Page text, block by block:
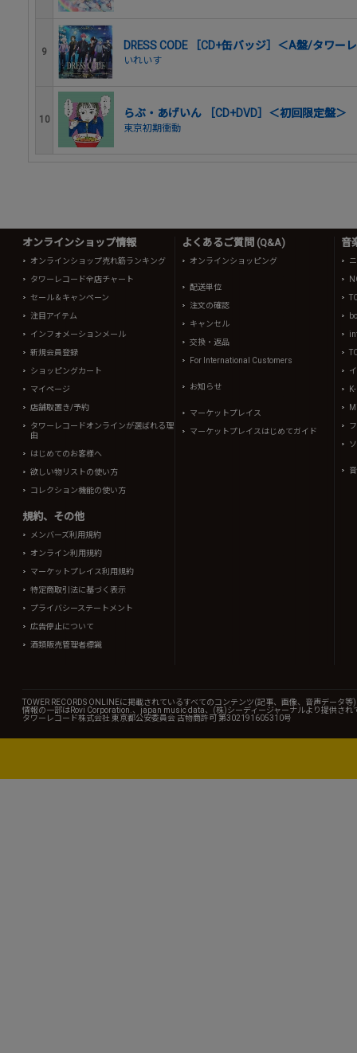
9 DRESS CODE ［CD+缶バッジ］＜A盤/タワー
いれいす
10 らぶ・あげいん ［CD+DVD］＜初回限定盤＞
東京初期衝動
オンラインショップ情報
オンラインショップ売れ筋ランキング
タワーレコード全店チャート
セール＆キャンペーン
注目アイテム
インフォメーションメール
新規会員登録
ショッピングカート
マイページ
店舗取置き/予約
タワーレコードオンラインが選ばれる理
由
はじめてのお客様へ
欲しい物リストの使い方
コレクション機能の使い方
規約、その他
メンバーズ利用規約
オンライン利用規約
マーケットプレイス利用規約
特定商取引法に基づく表示
プライバシーステートメント
広告停止について
酒類販売管理者標識
よくあるご質問 (Q&A)
オンラインショッピング
配送単位
注文の確認
キャンセル
交換・返品
For International Customers
お知らせ
マーケットプレイス
マーケットプレイスはじめてガイド
音
TOWER RECORDS ONLINEに掲載されているすべてのコンテンツ(記事、画像、音声データ
情報の一部はRovi Corporation.、japan music data、(株)シーディージャーナルより提供され
タワーレコード株式会社 東京都公安委員会 古物商許可 第302191605310号